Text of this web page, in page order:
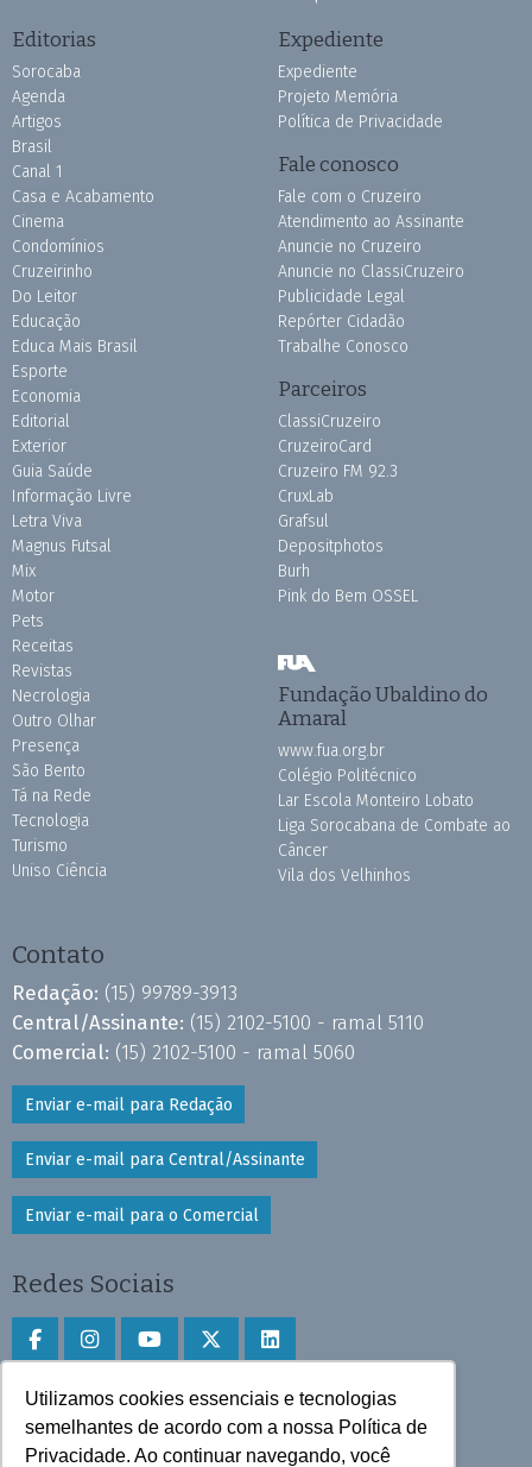
Utilizamos cookies essenciais e tecnologias
semelhantes de acordo com a nossa Política de
Privacidade. Ao continuar navegando, você
Editorias
Sorocaba
Agenda
Artigos
Brasil
Canal 1
Casa e Acabamento
Cinema
Condomínios
Cruzeirinho
Do Leitor
Educação
Educa Mais Brasil
Esporte
Economia
Editorial
Exterior
Guia Saúde
Informação Livre
Letra Viva
Magnus Futsal
Mix
Motor
Pets
Receitas
Revistas
Necrologia
Outro Olhar
Presença
São Bento
Tá na Rede
Tecnologia
Turismo
Uniso Ciência
Expediente
Expediente
Projeto Memória
Política de Privacidade
Fale conosco
Fale com o Cruzeiro
Atendimento ao Assinante
Anuncie no Cruzeiro
Anuncie no ClassiCruzeiro
Publicidade Legal
Repórter Cidadão
Trabalhe Conosco
Parceiros
ClassiCruzeiro
CruzeiroCard
Cruzeiro FM 92.3
CruxLab
Grafsul
Depositphotos
Burh
Pink do Bem OSSEL
Fundação Ubaldino do
Amaral
www.fua.org.br
Colégio Politécnico
Lar Escola Monteiro Lobato
Liga Sorocabana de Combate ao
Câncer
Vila dos Velhinhos
Contato
Redação: (15) 99789-3913
Central/Assinante: (15) 2102-5100 - ramal 5110
Comercial: (15) 2102-5100 - ramal 5060
Enviar e-mail para Redação
Enviar e-mail para Central/Assinante
Enviar e-mail para o Comercial
Redes Sociais
Faça download do aplicativo
Play Store e App Store